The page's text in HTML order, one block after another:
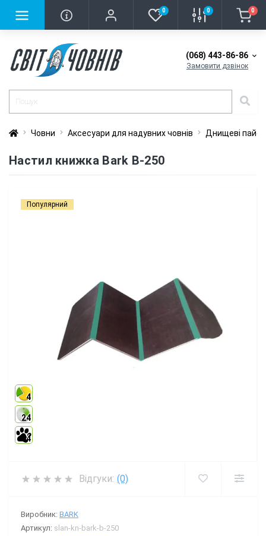
0 0 0
(068) 443-86-86
Замовити дзвінок
Човни Аксесуари для надувних човнів Днищеві
Настил книжка Bark B-250
Популярний
4
24
4
Відгуки: (0)
Виробник: BARK
Артикул: slan-kn-bark-b-250